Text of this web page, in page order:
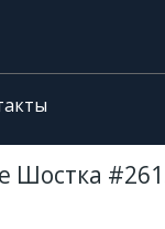
Шостка